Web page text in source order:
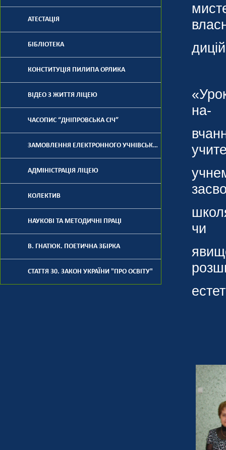
АТЕСТАЦІЯ
БІБЛІОТЕКА
КОНСТИТУЦІЯ ПИЛИПА ОРЛИКА
ВІДЕО З ЖИТТЯ ЛІЦЕЮ
ЧАСОПИС “ДНІПРОВСЬКА СІЧ”
ЗАМОВЛЕННЯ ЕЛЕКТРОННОГО УЧНІВСЬКОГО КВИТКА
АДМІНІСТРАЦІЯ ЛІЦЕЮ
КОЛЕКТИВ
НАУКОВІ ТА МЕТОДИЧНІ ПРАЦІ
В. ГНАТЮК. ПОЕТИЧНА ЗБІРКА
СТАТТЯ 30. ЗАКОН УКРАЇНИ "ПРО ОСВІТУ"
на-
чи